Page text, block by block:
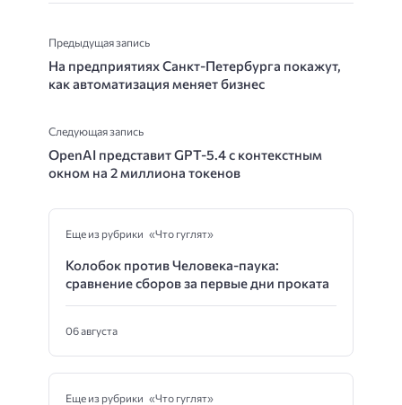
Предыдущая запись
На предприятиях Санкт-Петербурга покажут,
как автоматизация меняет бизнес
Следующая запись
OpenAI представит GPT-5.4 с контекстным
окном на 2 миллиона токенов
Еще из рубрики «Что гуглят»
Колобок против Человека-паука:
сравнение сборов за первые дни проката
06 августа
Еще из рубрики «Что гуглят»